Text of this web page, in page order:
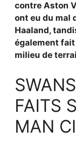
contre Aston
ont eu du mal
Haaland,
également
milieu de
FAITS
MAN